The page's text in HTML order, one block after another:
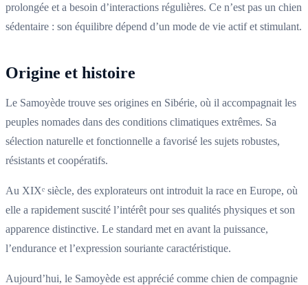
prolongée et a besoin d’interactions régulières. Ce n’est pas un chien
sédentaire : son équilibre dépend d’un mode de vie actif et stimulant.
Origine et histoire
Le Samoyède trouve ses origines en Sibérie, où il accompagnait les
peuples nomades dans des conditions climatiques extrêmes. Sa
sélection naturelle et fonctionnelle a favorisé les sujets robustes,
résistants et coopératifs.
Au XIXᵉ siècle, des explorateurs ont introduit la race en Europe, où
elle a rapidement suscité l’intérêt pour ses qualités physiques et son
apparence distinctive. Le standard met en avant la puissance,
l’endurance et l’expression souriante caractéristique.
Aujourd’hui, le Samoyède est apprécié comme chien de compagnie